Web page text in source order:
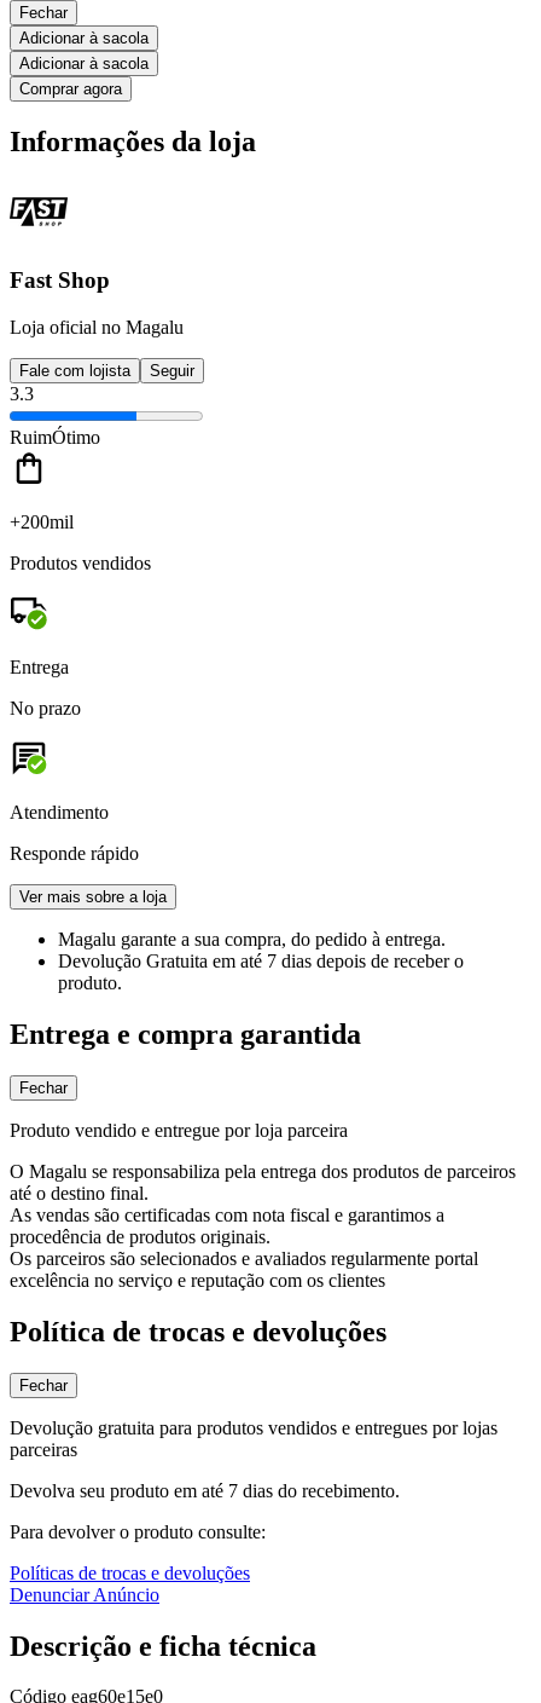
Fechar
Adicionar à sacola
Adicionar à sacola
Comprar agora
Informações da loja
Fast Shop
Loja oficial no Magalu
Fale com lojista Seguir
3.3
RuimÓtimo
+200mil
Produtos vendidos
Entrega
No prazo
Atendimento
Responde rápido
Ver mais sobre a loja
Magalu garante a sua compra, do pedido à entrega.
Devolução Gratuita em até 7 dias depois de receber o
produto.
Entrega e compra garantida
Fechar
Produto vendido e entregue por loja parceira
O Magalu se responsabiliza pela entrega dos produtos de parceiros
até o destino final.
As vendas são certificadas com nota fiscal e garantimos a
procedência de produtos originais.
Os parceiros são selecionados e avaliados regularmente portal
excelência no serviço e reputação com os clientes
Política de trocas e devoluções
Fechar
Devolução gratuita para produtos vendidos e entregues por lojas
parceiras
Devolva seu produto em até 7 dias do recebimento.
Para devolver o produto consulte:
Políticas de trocas e devoluções
Denunciar Anúncio
Descrição e ficha técnica
Código eag60e15e0